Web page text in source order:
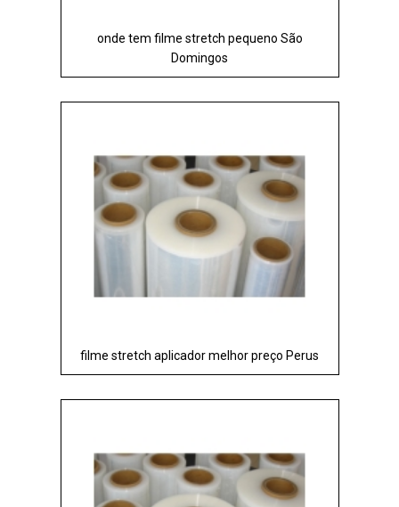
onde tem filme stretch pequeno São
Domingos
filme stretch aplicador melhor preço Perus